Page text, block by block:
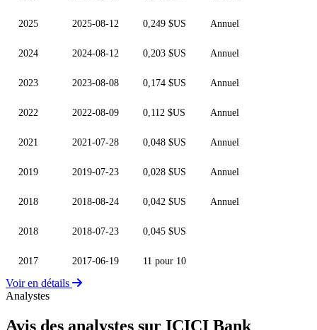
2025 2025-08-12 0,249 $US Annuel
2024 2024-08-12 0,203 $US Annuel
2023 2023-08-08 0,174 $US Annuel
2022 2022-08-09 0,112 $US Annuel
2021 2021-07-28 0,048 $US Annuel
2019 2019-07-23 0,028 $US Annuel
2018 2018-08-24 0,042 $US Annuel
2018 2018-07-23 0,045 $US
2017 2017-06-19 11 pour 10
Voir en détails
Analystes
Avis des analystes sur ICICI Bank